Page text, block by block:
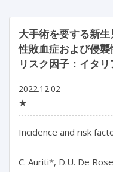
大手術を要する新
性敗血症および侵
リスク因子：イタ
2022.12.02
★
Incidence and risk
C. Auriti*, D.U. De